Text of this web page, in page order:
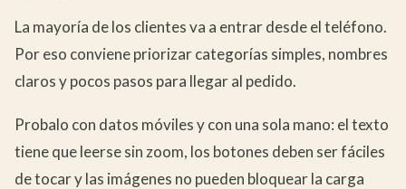
La mayoría de los clientes va a entrar desde el teléfono.
Por eso conviene priorizar categorías simples, nombres
claros y pocos pasos para llegar al pedido.
Probalo con datos móviles y con una sola mano: el texto
tiene que leerse sin zoom, los botones deben ser fáciles
de tocar y las imágenes no pueden bloquear la carga